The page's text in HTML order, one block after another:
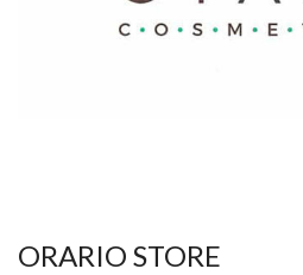
ORARIO STORE